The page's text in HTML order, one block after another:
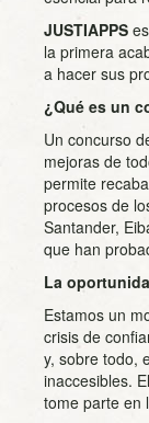
JUSTIAPPS
la primera
a hacer sus
¿Qué es un
Un concurso
mejoras de
permite
procesos de
Santander,
que han
La
Estamos un
crisis de
y, sobre todo,
inaccesibles.
tome parte en